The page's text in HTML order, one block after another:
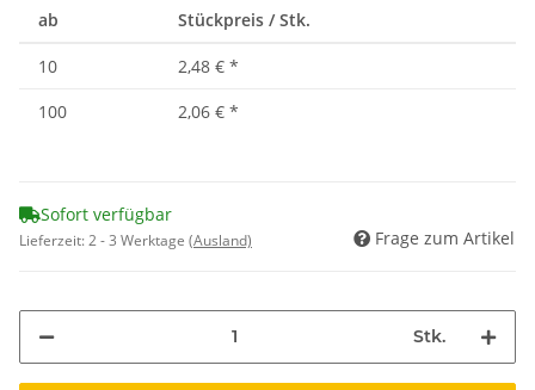
ab Stückpreis / Stk.
10 2,48 € *
100
2,06 € *
Sofort verfügbar
Lieferzeit:2 - 3 Werktage (Ausland) Frage zum Artikel
Stk.